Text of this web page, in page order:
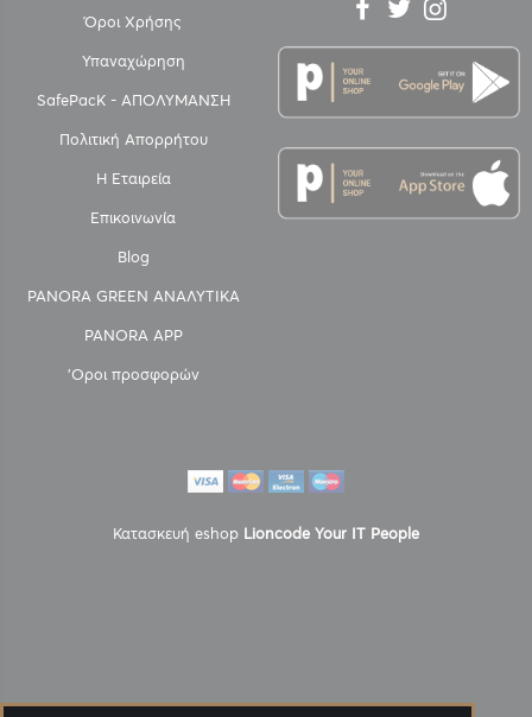
Όροι Χρήσης
Υπαναχώρηση
SafePacK - ΑΠΟΛΥΜΑΝΣΗ
Πολιτική Απορρήτου
Η Εταιρεία
Επικοινωνία
Blog
PANORA GREEN ΑΝΑΛΥΤΙΚΑ
PANORA APP
'Οροι προσφορών
Κατασκευή eshop Lioncode Your IT People